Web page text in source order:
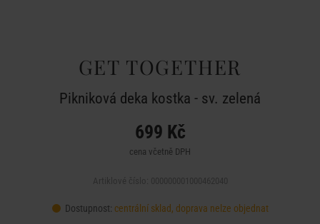
GET TOGETHER
Pikniková deka kostka - sv. zelená
699 Kč
cena včetně DPH
Dostupnost: centrální sklad, doprava nelze objednat